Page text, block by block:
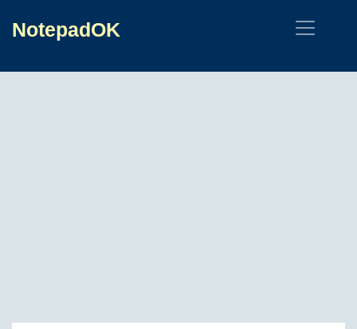
NotepadOK